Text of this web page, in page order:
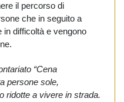
il percorso di
che in seguito a
in difficoltà e vengono
“Cena
persone sole,
ridotte a vivere in strada.